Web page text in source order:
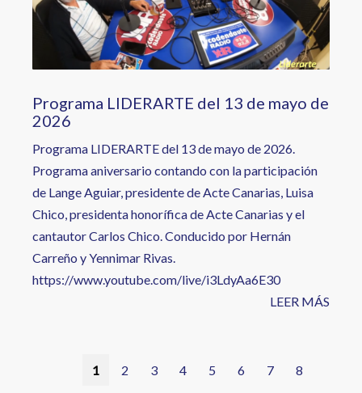
Programa LIDERARTE del 13 de mayo de
2026
Programa LIDERARTE del 13 de mayo de 2026.
Programa aniversario contando con la participación
de Lange Aguiar, presidente de Acte Canarias, Luisa
Chico, presidenta honorífica de Acte Canarias y el
cantautor Carlos Chico. Conducido por Hernán
Carreño y Yennimar Rivas.
https://www.youtube.com/live/i3LdyAa6E30
LEER MÁS
Página
1 Página
2 Página
3 Página
4 Página
5 Página
6 Página
7 Página
8